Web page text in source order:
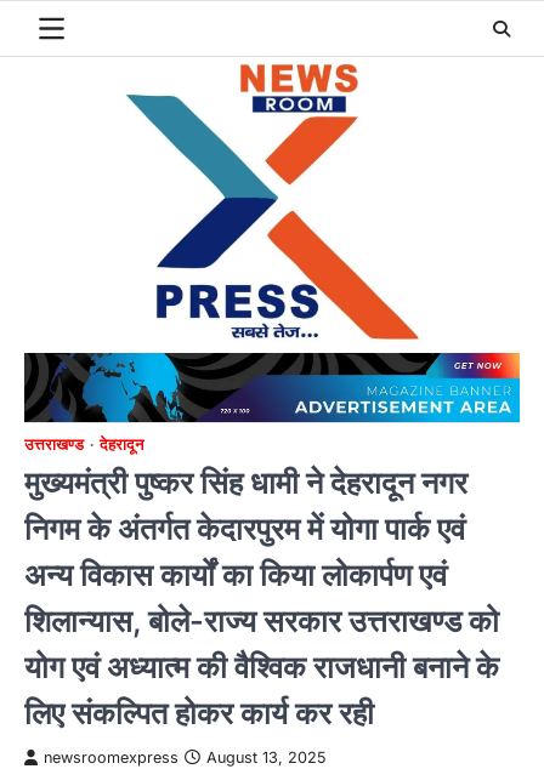
उत्तराखण्ड देहरादून
मुख्यमंत्री पुष्कर सिंह धामी ने देहरादून नगर
निगम के अंतर्गत केदारपुरम में योगा पार्क एवं
अन्य विकास कार्यों का किया लोकार्पण एवं
शिलान्यास, बोले-राज्य सरकार उत्तराखण्ड को
योग एवं अध्यात्म की वैश्विक राजधानी बनाने के
लिए संकल्पित होकर कार्य कर रही
newsroomexpress August 13, 2025